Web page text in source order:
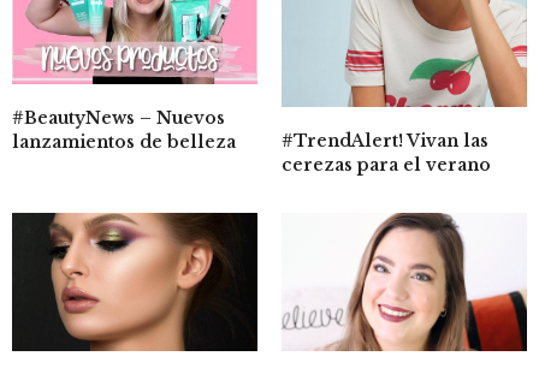
#BeautyNews – Nuevos
lanzamientos de belleza
#TrendAlert! Vivan las
cerezas para el verano